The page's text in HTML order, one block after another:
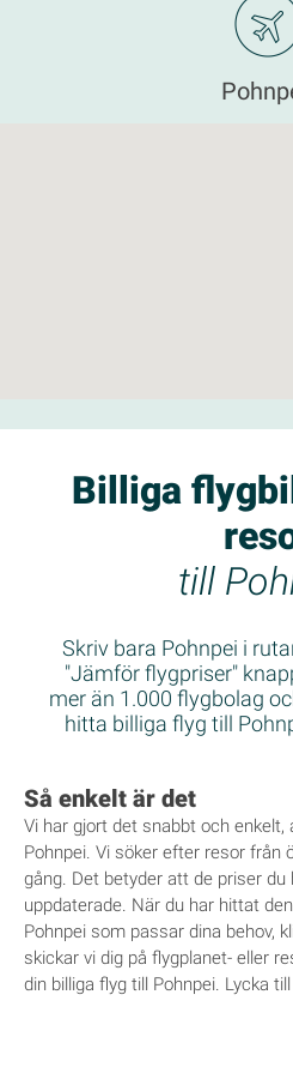
Billiga
till
Skriv bara Pohnpei i
"Jämför flygpriser"
mer än 1.000 flygbolag
hitta billiga flyg till
Så enkelt är det
Vi har gjort det snabbt och enkelt,
Pohnpei. Vi söker efter resor från
gång. Det betyder att de priser
uppdaterade. När du har hittat
Pohnpei som passar dina behov,
skickar vi dig på flygplanet- eller
din billiga flyg till Pohnpei. Lycka